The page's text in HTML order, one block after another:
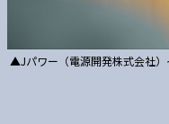
▲Jパワー（電源開発株式会社